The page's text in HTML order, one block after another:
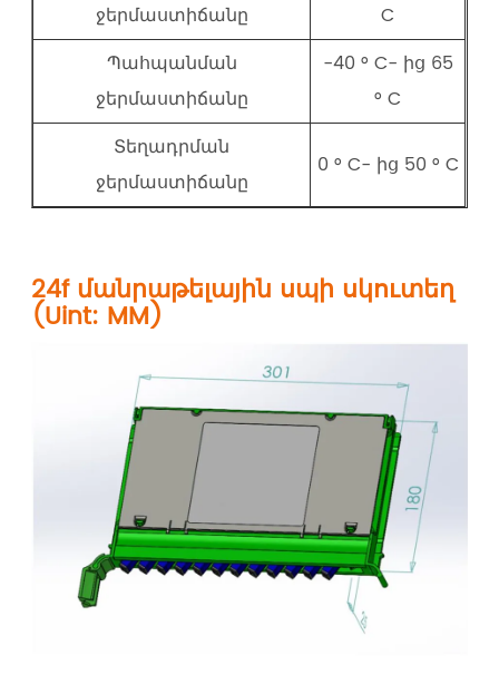
ջերմաստիճանը
C
Պահպանման
ջերմաստիճանը
-40 ° C- ից 65
° C
Տեղադրման
ջերմաստիճանը
0 ° C- ից 50 ° C
24f մանրաթելային սպի սկուտեղ
(Uint: MM)